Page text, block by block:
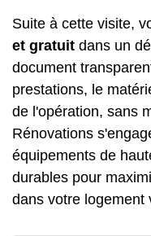
Suite à cette visite,
et gratuit dans un
document
prestations, le
de l'opération, sans
Rénovations
équipements de
durables pour
dans votre logement